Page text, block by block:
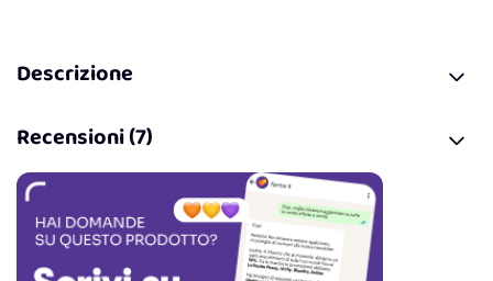
Descrizione
Recensioni (7)